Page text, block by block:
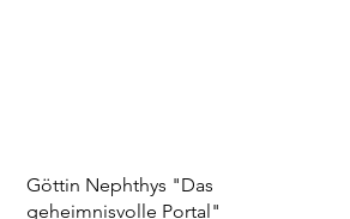
Göttin Nephthys "Das
geheimnisvolle Portal"